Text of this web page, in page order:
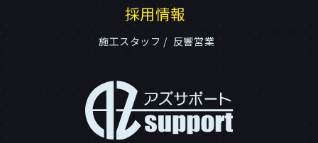
採用情報
施工スタッフ 反響営業